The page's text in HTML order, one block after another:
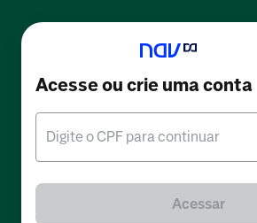
Acesse ou crie uma conta
Digite o CPF para continuar
Acessar